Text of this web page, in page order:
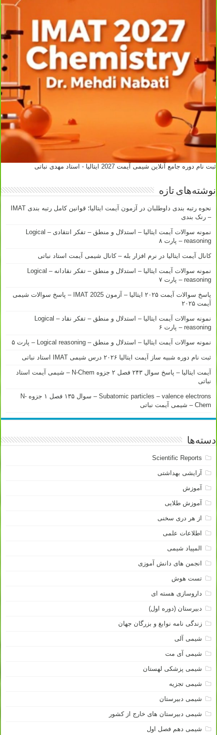
ثبت نام دوره جامع آنلاین شیمی آیمت 2027 ایتالیا - استاد مهدی نباتی
نوشته‌های تازه
نحوه رتبه بندی داوطلبان در آزمون آیمت ایتالیا؛ قوانین کامل رتبه بندی IMAT
– رنک بندی
نمونه سوالات آیمت ایتالیا – استدلال و منطق – تفکر انتقادی – Logical
reasoning – پارت ۸
کانال آیمت ایتالیا در نرم افزار بله – کانال شیمی آیمت استاد نباتی
نمونه سوالات آیمت ایتالیا – استدلال و منطق – تفکر نقادانه – Logical
reasoning – پارت ۷
پاسخ سوالات آیمت ۲۰۲۵ ایتالیا – آزمون IMAT 2025 – پاسخ سوالات شیمی
آیمت ۲۰۲۵
نمونه سوالات آیمت ایتالیا – استدلال و منطق – تفکر نقاد – Logical
reasoning – پارت ۶
نمونه سوالات آیمت ایتالیا – استدلال و منطق – Logical reasoning – پارت ۵
ثبت نام دوره شبیه ساز آیمت ایتالیا ۲۰۲۶ درس شیمی IMAT استاد نباتی
آیمت ایتالیا – پاسخ سوال ۲۴۳ فصل ۲ جزوه N-Chem – شیمی آیمت استاد
نباتی
Subatomic particles – valence electrons – سوال ۱۳۵ فصل ۱ جزوه N-
Chem – شیمی آیمت نباتی
دسته‌ها
Scientific Reports
آرایشی بهداشتی
آموزش
آموزش طلایی
از هر دری سخنی
اطلاعات علمی
المپیاد شیمی
انجمن های دانش آموزی
تست هوش
داروسازی هسته ای
دبیرستان (دوره اول)
زندگی نامه نوابغ و بزرگان جهان
شیمی آلی
شیمی آی مت
شیمی پزشکی لهستان
شیمی تجزیه
شیمی دبیرستان
شیمی دبیرستان های خارج از کشور
شیمی دهم فصل اول